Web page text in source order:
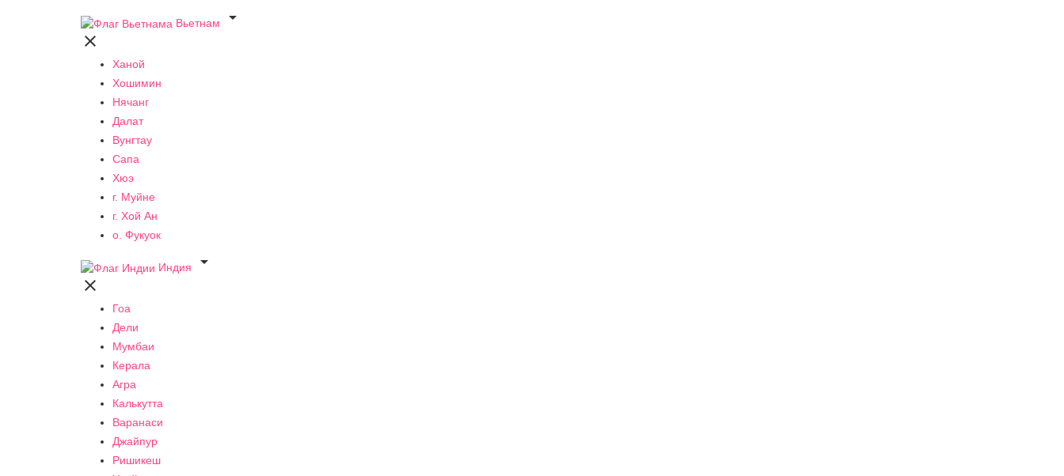
Вьетнам


Ханой
Хошимин
Нячанг
Далат
Вунгтау
Сапа
Хюэ
г. Муйне
г. Хой Ан
о. Фукуок
Индия


Гоа
Дели
Мумбаи
Керала
Агра
Калькутта
Варанаси
Джайпур
Ришикеш